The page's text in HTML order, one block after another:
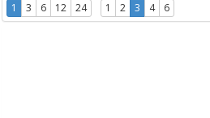
1 3 6 12 24 1 2 3 4 6